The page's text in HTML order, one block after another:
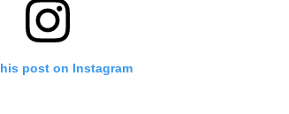
post on Instagram